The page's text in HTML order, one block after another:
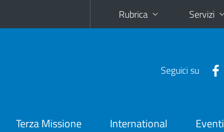
Rubrica Servizi
Seguici su
Terza Missione International Eventi